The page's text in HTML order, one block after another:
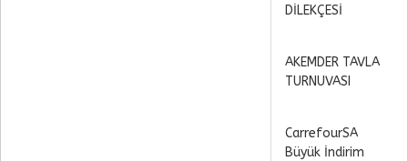
DİLEKÇESİ
AKEMDER TAVLA
TURNUVASI
CarrefourSA
Büyük İndirim